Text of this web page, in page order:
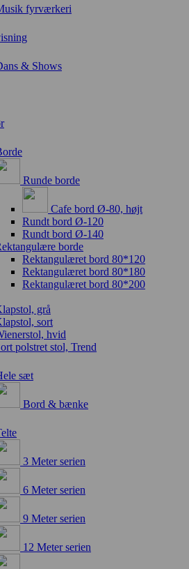
fyrværkeri
& Shows
Runde borde
Cafe bord Ø-80, højt
Rundt bord Ø-120
Rundt bord Ø-140
borde
Rektangulæret bord 80*120
Rektangulæret bord 80*180
Rektangulæret bord 80*200
grå
sort
hvid
polstret stol, Trend
sæt
Bord & bænke
3 Meter serien
6 Meter serien
9 Meter serien
12 Meter serien